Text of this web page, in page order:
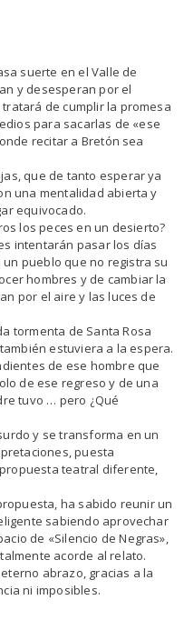
suerte en el Valle de
y desesperan por el
de cumplir la promesa
para sacarlas de «ese
recitar a Bretón sea
que de tanto esperar ya
una mentalidad abierta y
equivocado.
los peces en un desierto?
intentarán pasar los días
pueblo que no registra su
hombres y de cambiar la
por el aire y las luces de
tormenta de Santa Rosa
estuviera a la espera.
de ese hombre que
de ese regreso y de una
tuvo … pero ¿Qué
y se transforma en un
puesta
teatral diferente,
ha sabido reunir un
sabiendo aprovechar
de «Silencio de Negras»,
acorde al relato.
abrazo, gracias a la
ni imposibles.